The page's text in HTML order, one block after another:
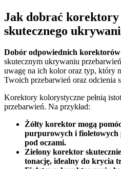
Jak dobrać korektory
skutecznego
Dobór odpowiednich korektorów
skutecznym ukrywaniu
uwagę na ich kolor oraz typ, który
Twoich przebarwień oraz odcienia
Korektory kolorystyczne pełnią
przebarwień. Na przykład:
Żółty korektor mogą
purpurowych i fioletowych
pod oczami.
Zielony korektor
tonację, idealny do krycia